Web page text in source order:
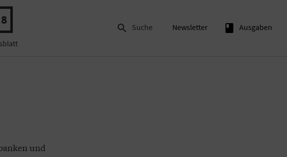
 Suche Newsletter book Ausgaben
und